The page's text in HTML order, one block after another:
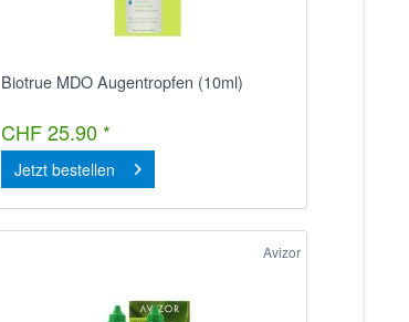
Biotrue MDO Augentropfen (10ml)
CHF 25.90 *
Jetzt bestellen
Avizor